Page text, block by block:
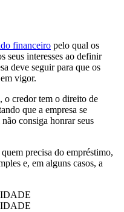
financeiro pelo qual os
seus interesses ao definir
deve seguir para que os
vigor.
o credor tem o direito de
que a empresa se
consiga honrar seus
precisa do empréstimo,
e, em alguns casos, a